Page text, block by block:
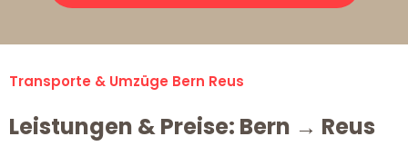
Transporte & Umzüge Bern Reus
Leistungen & Preise: Bern → Reus